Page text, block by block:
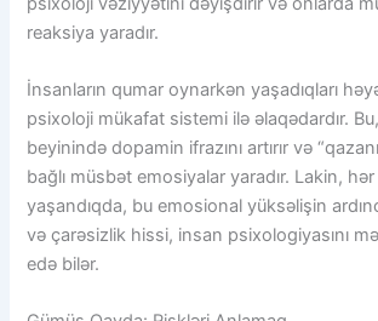
reaksiya yaradır.
İnsanların qumar oynarkən yaşadıqları
psixoloji mükafat sistemi ilə əlaqədardır.
beyinində dopamin ifrazını artırır və
bağlı müsbət emosiyalar yaradır. Lakin,
yaşandıqda, bu emosional yüksəlişin
və çarəsizlik hissi, insan psixologiyasını
edə bilər.